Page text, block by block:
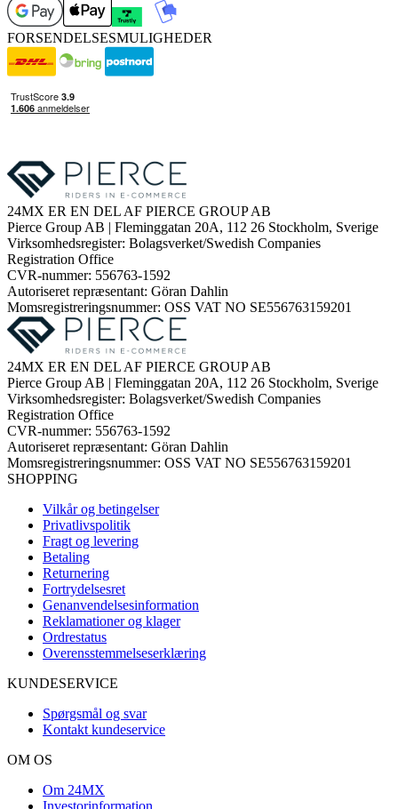
FORSENDELSESMULIGHEDER
24MX ER EN DEL AF PIERCE GROUP AB
Pierce Group AB | Fleminggatan 20A, 112 26 Stockholm, Sverige
Virksomhedsregister: Bolagsverket/Swedish Companies
Registration Office
CVR-nummer: 556763-1592
Autoriseret repræsentant: Göran Dahlin
Momsregistreringsnummer: OSS VAT NO SE556763159201
24MX ER EN DEL AF PIERCE GROUP AB
Pierce Group AB | Fleminggatan 20A, 112 26 Stockholm, Sverige
Virksomhedsregister: Bolagsverket/Swedish Companies
Registration Office
CVR-nummer: 556763-1592
Autoriseret repræsentant: Göran Dahlin
Momsregistreringsnummer: OSS VAT NO SE556763159201
SHOPPING
Vilkår og betingelser
Privatlivspolitik
Fragt og levering
Betaling
Returnering
Fortrydelsesret
Genanvendelsesinformation
Reklamationer og klager
Ordrestatus
Overensstemmelseserklæring
KUNDESERVICE
Spørgsmål og svar
Kontakt kundeservice
OM OS
Om 24MX
Investorinformation